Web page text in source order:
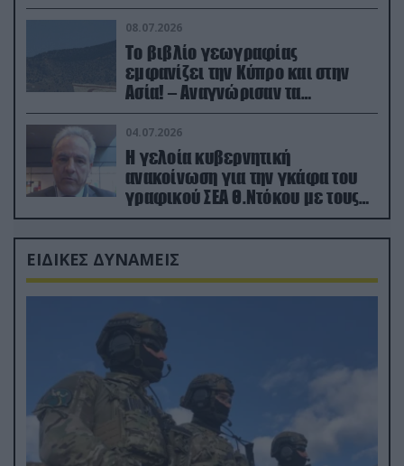
08.07.2026
Το βιβλίο γεωγραφίας
εμφανίζει την Κύπρο και στην
Ασία! – Αναγνώρισαν τα
κατεχόμενα; (φωτο)
04.07.2026
Η γελοία κυβερνητική
ανακοίνωση για την γκάφα του
γραφικού ΣΕΑ Θ.Ντόκου με τους
Ρώσους φαρσέρ
ΕΙΔΙΚΕΣ ΔΥΝΑΜΕΙΣ